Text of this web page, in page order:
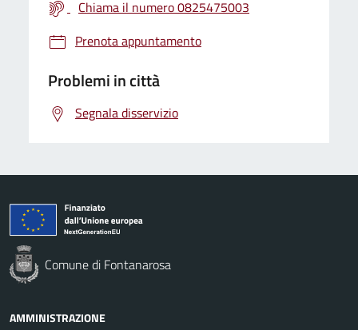
Chiama il numero 0825475003
Prenota appuntamento
Problemi in città
Segnala disservizio
Comune di Fontanarosa
AMMINISTRAZIONE